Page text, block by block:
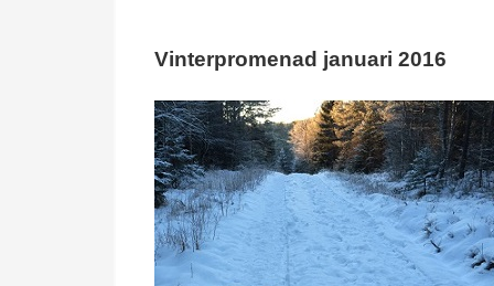
Vinterpromenad januari 2016